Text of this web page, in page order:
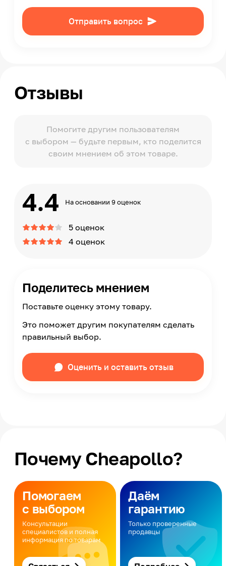
Отправить вопрос
Отзывы
Помогите другим пользователям
с выбором — будьте первым, кто поделится
своим мнением об этом товаре.
4.4 На основании 9 оценок
5 оценок
4 оценок
Поделитесь мнением
Поставьте оценку этому товару.
Это поможет другим покупателям сделать
правильный выбор.
Оценить и оставить отзыв
Почему Cheapollo?
Помогаем
с выбором
Консультации
специалистов и полная
информация по товарам
Даём
гарантию
Только проверенные
продавцы